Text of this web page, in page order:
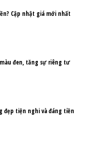
Cập nhật giá mới nhất
đen, tăng sự riêng tư
đẹp tiện nghi và đáng tiền